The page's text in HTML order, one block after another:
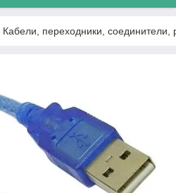
Кабели, переходники, соединители,